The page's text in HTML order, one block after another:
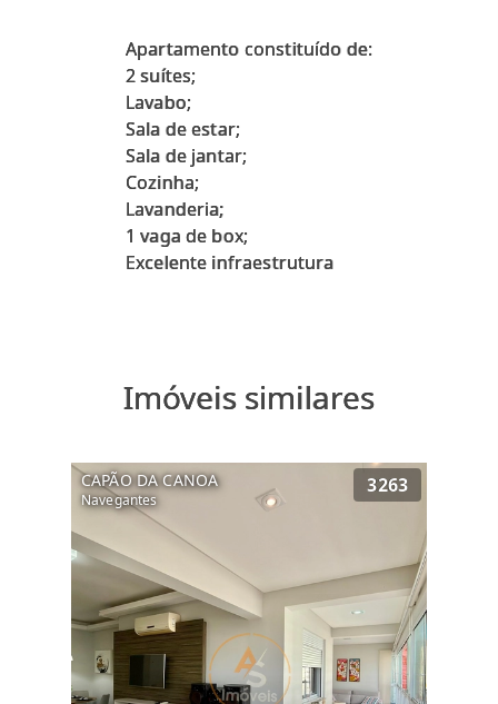
Apartamento constituído de:
2 suítes;
Lavabo;
Sala de estar;
Sala de jantar;
Cozinha;
Lavanderia;
1 vaga de box;
Imóveis similares
CAPÃO DA CANOA
Navegantes
3263